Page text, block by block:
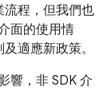
流程，但我們也
面的使用情
適應新政策。
響，非 SDK 介